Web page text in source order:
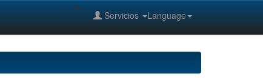
Language
Servicios
--%>